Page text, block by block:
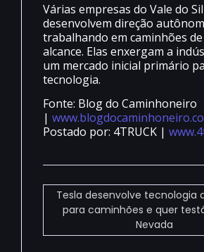
Várias empresas do Vale do
desenvolvem direção
trabalhando em caminhões
alcance. Elas enxergam a
um mercado inicial primário
tecnologia.
Fonte: Blog do Caminhoneiro
|
Postado por: 4TRUCK |
Tesla desenvolve tecnologia
para caminhões e quer
Nevada